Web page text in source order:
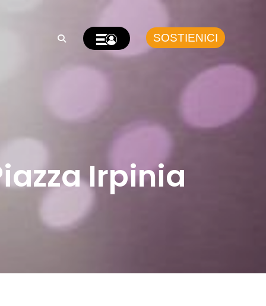
SOSTIENICI
Irpinia